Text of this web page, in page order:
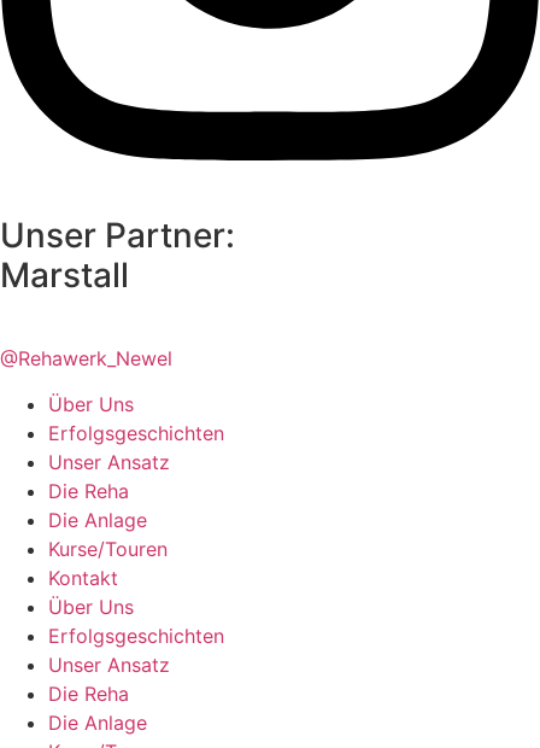
Unser Partner:
Marstall
@Rehawerk_Newel
Über Uns
Erfolgsgeschichten
Unser Ansatz
Die Reha
Die Anlage
Kurse/Touren
Kontakt
Über Uns
Erfolgsgeschichten
Unser Ansatz
Die Reha
Die Anlage